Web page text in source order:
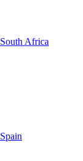
South Africa
Spain